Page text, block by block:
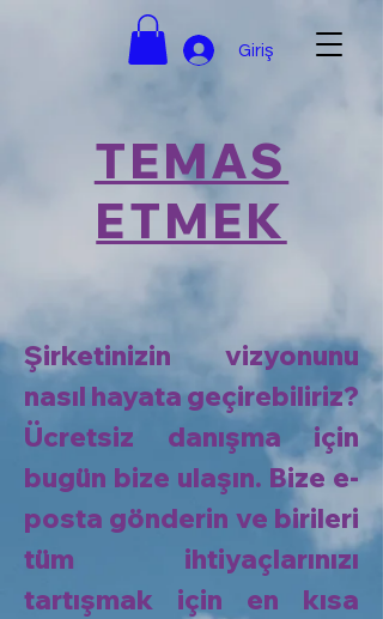
Giriş
TEMAS
ETMEK
Şirketinizin vizyonunu
nasıl hayata geçirebiliriz?
Ücretsiz danışma için
bugün bize ulaşın. Bize e-
posta gönderin ve birileri
tüm ihtiyaçlarınızı
tartışmak için en kısa